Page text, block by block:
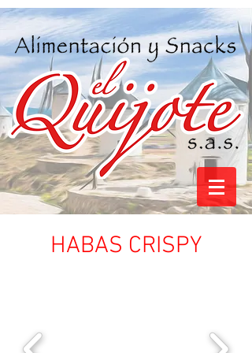
HABAS CRISPY